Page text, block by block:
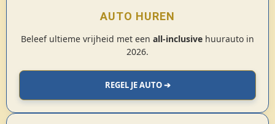
AUTO HUREN
Beleef ultieme vrijheid met een all-inclusive huurauto in
2026.
REGEL JE AUTO ➔